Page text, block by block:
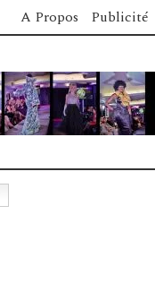
A Propos Publicité